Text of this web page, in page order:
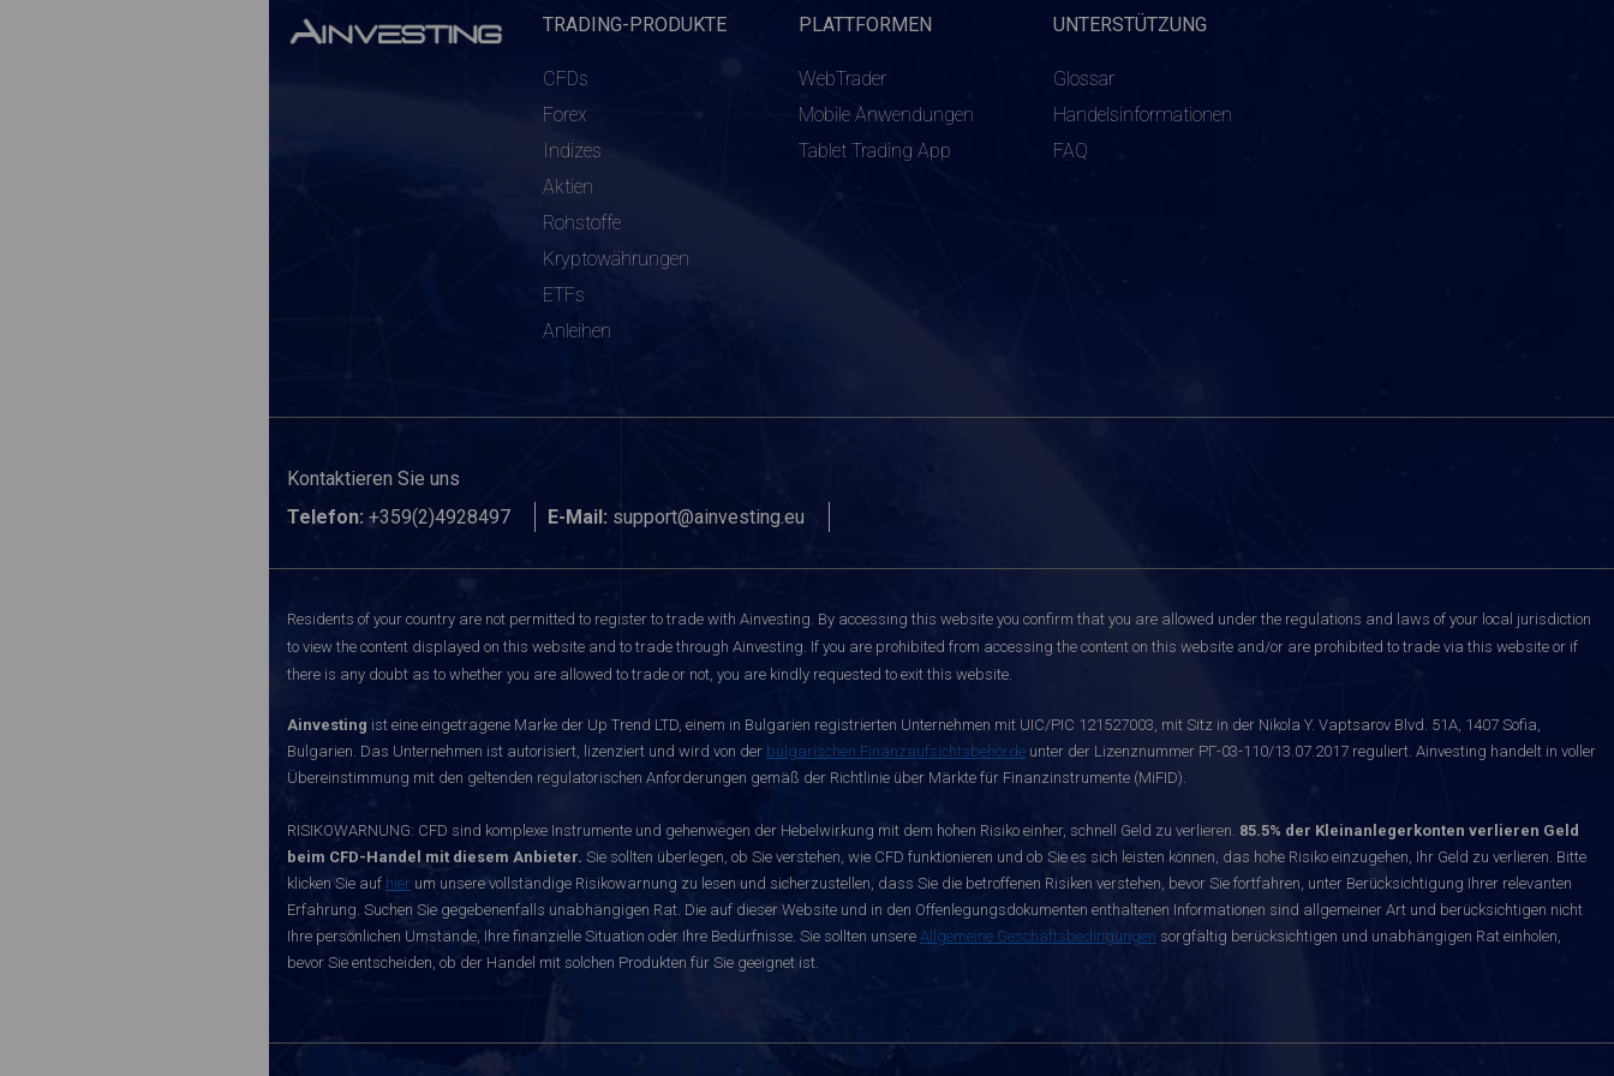
TRADING-PRODUKTE
CFDs
Forex
Indizes
Aktien
Rohstoffe
Kryptowährungen
ETFs
Anleihen
PLATTFORMEN
WebTrader
Mobile Anwendungen
Tablet Trading App
UNTERSTÜTZUNG
Glossar
Handelsinformationen
FAQ
Kontaktieren Sie uns
Telefon: +359(2)4928497 E-Mail: support@ainvesting.eu
Residents of your country are not permitted to register to trade with Ainvesting. By accessing this website you confirm that you are allowed under the regulations and laws of your local jurisdiction
to view the content displayed on this website and to trade through Ainvesting. If you are prohibited from accessing the content on this website and/or are prohibited to trade via this website or if
there is any doubt as to whether you are allowed to trade or not, you are kindly requested to exit this website.
Ainvesting ist eine eingetragene Marke der Up Trend LTD, einem in Bulgarien registrierten Unternehmen mit UIC/PIC 121527003, mit Sitz in der Nikola Y. Vaptsarov Blvd. 51A, 1407 Sofia,
Bulgarien. Das Unternehmen ist autorisiert, lizenziert und wird von der bulgarischen Finanzaufsichtsbehörde unter der Lizenznummer РГ-03-110/13.07.2017 reguliert. Ainvesting handelt in voller
Übereinstimmung mit den geltenden regulatorischen Anforderungen gemäß der Richtlinie über Märkte für Finanzinstrumente (MiFID).
RISIKOWARNUNG: CFD sind komplexe Instrumente und gehenwegen der Hebelwirkung mit dem hohen Risiko einher, schnell Geld zu verlieren. 85.5% der Kleinanlegerkonten verlieren Geld
beim CFD-Handel mit diesem Anbieter. Sie sollten überlegen, ob Sie verstehen, wie CFD funktionieren und ob Sie es sich leisten können, das hohe Risiko einzugehen, Ihr Geld zu verlieren. Bitte
klicken Sie auf hier um unsere vollständige Risikowarnung zu lesen und sicherzustellen, dass Sie die betroffenen Risiken verstehen, bevor Sie fortfahren, unter Berücksichtigung Ihrer relevanten
Erfahrung. Suchen Sie gegebenenfalls unabhängigen Rat. Die auf dieser Website und in den Offenlegungsdokumenten enthaltenen Informationen sind allgemeiner Art und berücksichtigen nicht
Ihre persönlichen Umstände, Ihre finanzielle Situation oder Ihre Bedürfnisse. Sie sollten unsere Allgemeine Geschäftsbedingungen sorgfältig berücksichtigen und unabhängigen Rat einholen,
bevor Sie entscheiden, ob der Handel mit solchen Produkten für Sie geeignet ist.